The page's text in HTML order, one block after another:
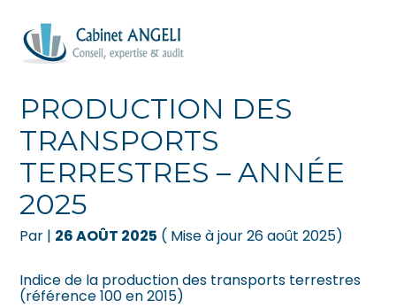
Aller
au
Créer et reprendre une activité
Gérer votre quotidien
Piloter votre entreprise
Développer votre entreprise
Construire votre patrimoine
Être prêt pour la facturation
électronique
Pilotez votre gestion
Suivre votre comptabilité
Gérer vos ressources humaines
Dématérialiser vos documents
PRODUCTION DES
TRANSPORTS
TERRESTRES – ANNÉE
2025
Par | 26 AOÛT 2025 ( Mise à jour 26 août 2025)
Indice de la production des transports terrestres
(référence 100 en 2015)